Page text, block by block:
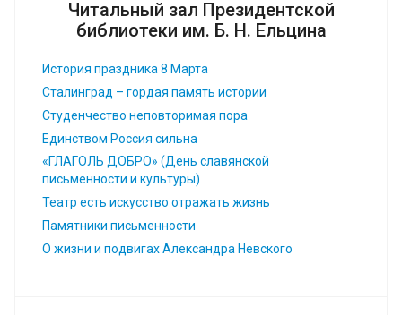
Читальный зал Президентской
библиотеки им. Б. Н. Ельцина
История праздника 8 Марта
Сталинград – гордая память истории
Студенчество неповторимая пора
Единством Россия сильна
«ГЛАГОЛЬ ДОБРО» (День славянской
письменности и культуры)
Театр есть искусство отражать жизнь
Памятники письменности
О жизни и подвигах Александра Невского